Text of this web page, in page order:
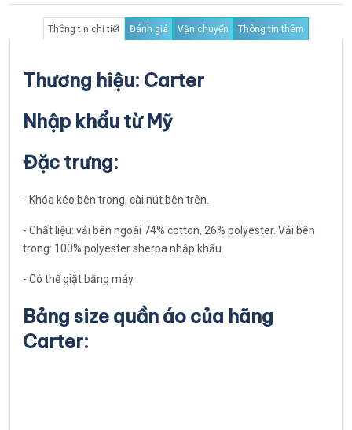
Thông tin chi tiết Đánh giá Vận chuyển Thông tin thêm
Thương hiệu: Carter
Nhập khẩu từ Mỹ
Đặc trưng:
- Khóa kéo bên trong, cài nút bên trên.
- Chất liệu: vải bên ngoài 74% cotton, 26% polyester. Vải bên
trong: 100% polyester sherpa nhập khẩu
- Có thể giặt bằng máy.
Bảng size quần áo của hãng
Carter: